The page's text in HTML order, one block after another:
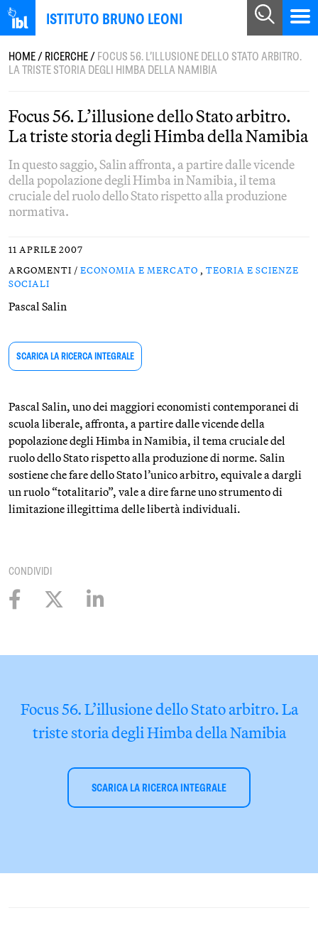
ISTITUTO BRUNO LEONI
HOME/RICERCHE/FOCUS 56. L’ILLUSIONE DELLO STATO ARBITRO.
LA TRISTE STORIA DEGLI HIMBA DELLA NAMIBIA
Focus 56. L’illusione dello Stato arbitro.
La triste storia degli Himba della Namibia
In questo saggio, Salin affronta, a partire dalle vicende
della popolazione degli Himba in Namibia, il tema
cruciale del ruolo dello Stato rispetto alla produzione
normativa.
11 APRILE 2007
ARGOMENTI / ECONOMIA E MERCATO , TEORIA E SCIENZE
SOCIALI
Pascal Salin
SCARICA LA RICERCA INTEGRALE
Pascal Salin, uno dei maggiori economisti contemporanei di
scuola liberale, affronta, a partire dalle vicende della
popolazione degli Himba in Namibia, il tema cruciale del
ruolo dello Stato rispetto alla produzione di norme. Salin
sostiene che fare dello Stato l’unico arbitro, equivale a dargli
un ruolo “totalitario”, vale a dire farne uno strumento di
limitazione illegittima delle libertà individuali.
CONDIVIDI
Focus 56. L’illusione dello Stato arbitro. La
triste storia degli Himba della Namibia
SCARICA LA RICERCA INTEGRALE